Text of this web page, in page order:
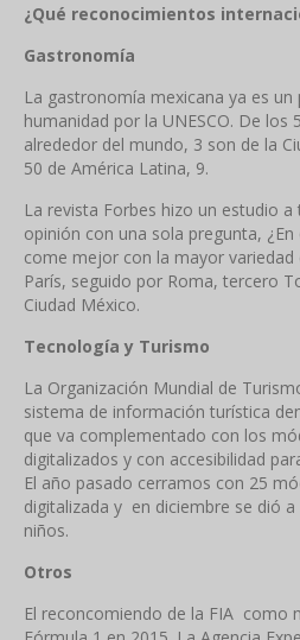
¿Qué reconocimientos
Gastronomía
La gastronomía mexicana ya es
humanidad por la UNESCO. De
alrededor del mundo, 3 son de la
50 de América Latina, 9.
La revista Forbes hizo un estudio
opinión con una sola pregunta,
come mejor con la mayor
París, seguido por Roma, tercero
Ciudad México.
Tecnología y Turismo
La Organización Mundial de
sistema de información turística
que va complementado con los
digitalizados y con accesibilidad
El año pasado cerramos con 25
digitalizada y en diciembre se dió
niños.
Otros
El reconcomiendo de la FIA como